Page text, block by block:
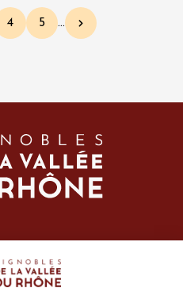
Page
4 Page
5 … Page suivante